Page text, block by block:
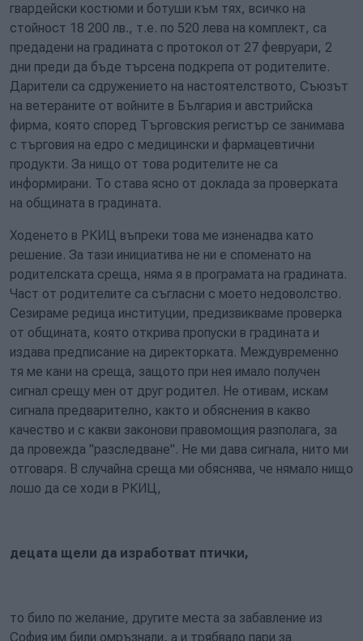
гвардейски костюми и ботуши към тях, всичко на
стойност 18 200 лв., т.е. по 520 лева на комплект, са
предадени на градината с протокол от 27 февруари, 2
дни преди да бъде търсена подкрепа от родителите.
Дарители са сдружението на настоятелството, Съюзът
на ветераните от войните в България и австрийска
фирма, която според Търговския регистър се занимава
с търговия на едро с медицински и фармацевтични
продукти. За нищо от това родителите не са
информирани. То става ясно от доклада за проверката
на общината в градината.
Ходенето в РКИЦ въпреки това ме изненадва като
решение. За тази инициатива не ни е споменато на
родителската среща, няма я в програмата на градината.
Част от родителите са съгласни с моето недоволство.
Сезираме редица институции, предизвикваме проверка
от общината, която открива пропуски в градината и
издава предписание на директорката. Междувременно
тя ме кани на среща, защото при нея имало получен
сигнал срещу мен от друг родител. Не отивам, искам
сигнала предварително, както и обяснения в какво
качество и с какви законови правомощия разполага, за
да провежда "разследване". Не ми дава сигнала, нито ми
отговаря. В случайна среща ми обяснява, че нямало нищо
лошо да се ходи в РКИЦ,
децата щели да изработват птички,
то било по желание, другите места за забавление из
София им били омръзнали, а и трябвало пари за